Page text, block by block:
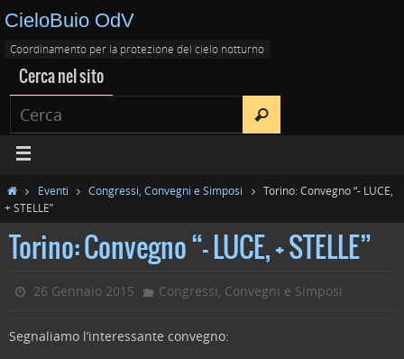
CieloBuio OdV
Coordinamento per la protezione del cielo notturno
Cerca nel sito
Eventi Congressi, Convegni e Simposi
Torino: Convegno “- LUCE,
+ STELLE”
Torino: Convegno “- LUCE, + STELLE”
26 Gennaio 2015 Congressi, Convegni e Simposi
Segnaliamo l’interessante convegno: